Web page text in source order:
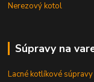
Nerezový kotol
Súpravy na
Lacné kotlíkové